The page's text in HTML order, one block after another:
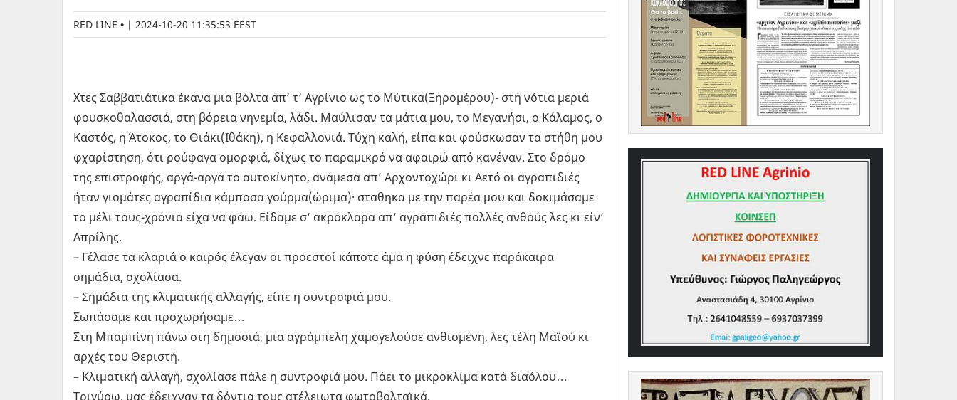
RED LINE | 2024-10-20 11:35:53 EEST
Χτες Σαββατιάτικα έκανα μια βόλτα απ’ τ’ Αγρίνιο ως το Μύτικα(Ξηρομέρου)- στη νότια μεριά
φουσκοθαλασσιά, στη βόρεια νηνεμία, λάδι. Μαύλισαν τα μάτια μου, το Μεγανήσι, ο Κάλαμος, ο
Καστός, η Άτοκος, το Θιάκι(Ιθάκη), η Κεφαλλονιά. Τύχη καλή, είπα και φούσκωσαν τα στήθη μου
φχαρίστηση, ότι ρούφαγα ομορφιά, δίχως το παραμικρό να αφαιρώ από κανέναν. Στο δρόμο
της επιστροφής, αργά-αργά το αυτοκίνητο, ανάμεσα απ’ Αρχοντοχώρι κι Αετό οι αγραπιδιές
ήταν γιομάτες αγραπίδια κάμποσα γούρμα(ώριμα)· σταθηκα με την παρέα μου και δοκιμάσαμε
το μέλι τους-χρόνια είχα να φάω. Είδαμε σ’ ακρόκλαρα απ’ αγραπιδιές πολλές ανθούς λες κι είν’
Απρίλης.
– Γέλασε τα κλαριά ο καιρός έλεγαν οι προεστοί κάποτε άμα η φύση έδειχνε παράκαιρα
σημάδια, σχολίασα.
– Σημάδια της κλιματικής αλλαγής, είπε η συντροφιά μου.
Σωπάσαμε και προχωρήσαμε…
Στη Μπαμπίνη πάνω στη δημοσιά, μια αγράμπελη χαμογελούσε ανθισμένη, λες τέλη Μαϊού κι
αρχές του Θεριστή.
– Κλιματική αλλαγή, σχολίασε πάλε η συντροφιά μου. Πάει το μικροκλίμα κατά διαόλου…
Τριγύρω, μας έδειχναν τα δόντια τους ατέλειωτα φωτοβολταϊκά.